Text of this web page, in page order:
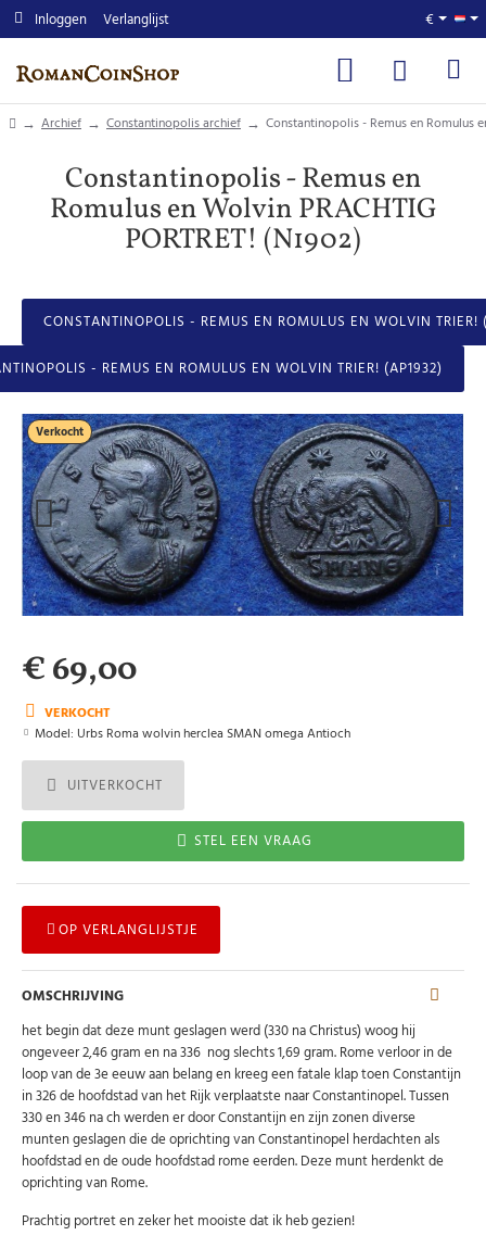
Inloggen Verlanglijst €
homeArchief Constantinopolis archief Constantinopolis - Remus en Romulus
Constantinopolis - Remus en
Romulus en Wolvin PRACHTIG
PORTRET! (N1902)
CONSTANTINOPOLIS - REMUS EN ROMULUS EN WOLVIN TRIER!
- REMUS EN ROMULUS EN WOLVIN TRIER! (AP1932)
Verkocht
VERKOCHT
Model: Urbs Roma wolvin herclea SMAN omega Antioch
€ 69,00
UITVERKOCHT
STEL EEN VRAAG
OP VERLANGLIJSTJE
OMSCHRIJVING
het begin dat deze munt geslagen werd (330 na Christus) woog hij
ongeveer 2,46 gram en na 336 nog slechts 1,69 gram. Rome verloor in de
loop van de 3e eeuw aan belang en kreeg een fatale klap toen Constantijn
in 326 de hoofdstad van het Rijk verplaatste naar Constantinopel. Tussen
330 en 346 na ch werden er door Constantijn en zijn zonen diverse
munten geslagen die de oprichting van Constantinopel herdachten als
hoofdstad en de oude hoofdstad rome eerden. Deze munt herdenkt de
oprichting van Rome.
Prachtig portret en zeker het mooiste dat ik heb gezien!